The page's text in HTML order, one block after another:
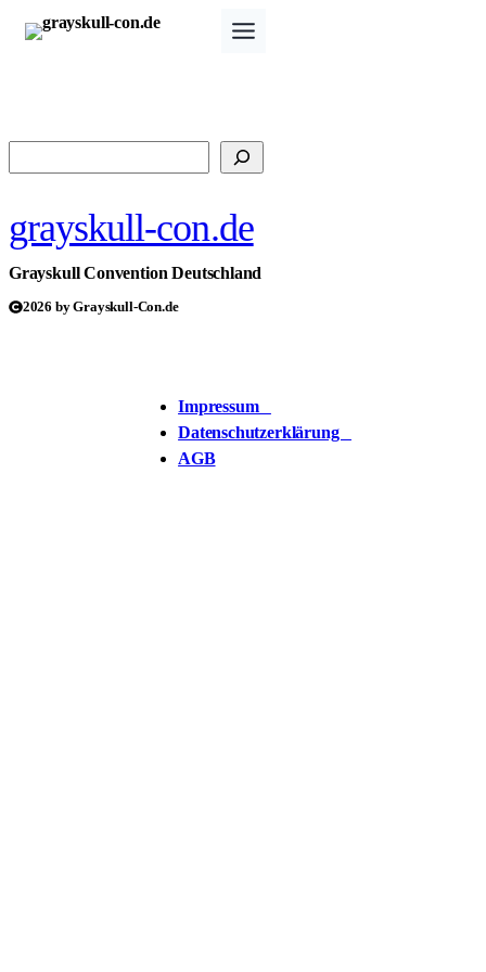
Zum
Inhalt
grayskull-con.de
Grayskull Convention Deutschland
2026 by Grayskull-Con.de
Impressum
Datenschutzerklärung
AGB